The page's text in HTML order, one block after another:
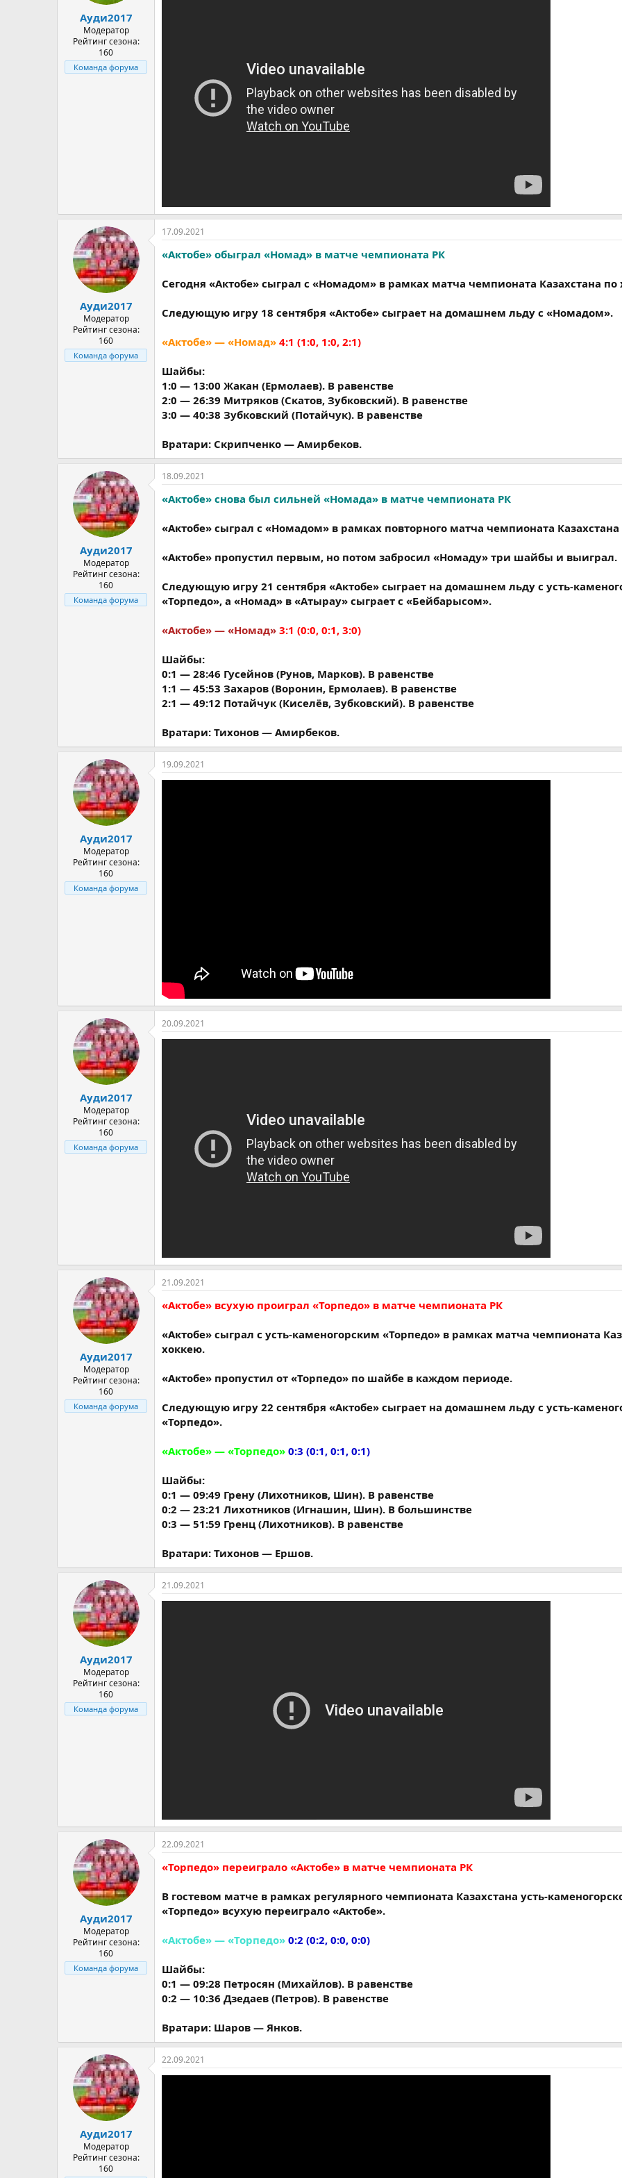
Ауди2017
Модератор
Рейтинг сезона:
160
Команда форума
Ауди2017
Модератор
Рейтинг сезона:
160
Команда форума
17.09.2021
«Актобе» обыграл «Номад» в матче чемпионата РК
Сегодня «Актобе» сыграл с «Номадом» в рамках матча чемпионата Казахстана по
Следующую игру 18 сентября «Актобе» сыграет на домашнем льду с «Номадом».
«Актобе» — «Номад» 4:1 (1:0, 1:0, 2:1)
Шайбы:
1:0 — 13:00 Жакан (Ермолаев). В равенстве
2:0 — 26:39 Митряков (Скатов, Зубковский). В равенстве
3:0 — 40:38 Зубковский (Потайчук). В равенстве
Вратари: Скрипченко — Амирбеков.
Ауди2017
Модератор
Рейтинг сезона:
160
Команда форума
18.09.2021
«Актобе» снова был сильней «Номада» в матче чемпионата РК
«Актобе» сыграл с «Номадом» в рамках повторного матча чемпионата
«Актобе» пропустил первым, но потом забросил «Номаду» три шайбы и выиграл.
Следующую игру 21 сентября «Актобе» сыграет на домашнем льду с усть-
«Торпедо», а «Номад» в «Атырау» сыграет с «Бейбарысом».
«Актобе» — «Номад» 3:1 (0:0, 0:1, 3:0)
Шайбы:
0:1 — 28:46 Гусейнов (Рунов, Марков). В равенстве
1:1 — 45:53 Захаров (Воронин, Ермолаев). В равенстве
2:1 — 49:12 Потайчук (Киселёв, Зубковский). В равенстве
Вратари: Тихонов — Амирбеков.
Ауди2017
Модератор
Рейтинг сезона:
160
Команда форума
19.09.2021
Ауди2017
Модератор
Рейтинг сезона:
160
Команда форума
20.09.2021
Ауди2017
Модератор
Рейтинг сезона:
160
Команда форума
21.09.2021
«Актобе» всухую проиграл «Торпедо» в матче чемпионата РК
«Актобе» сыграл с усть-каменогорским «Торпедо» в рамках матча чемпионата
хоккею.
«Актобе» пропустил от «Торпедо» по шайбе в каждом периоде.
Следующую игру 22 сентября «Актобе» сыграет на домашнем льду с усть-
«Торпедо».
«Актобе» — «Торпедо» 0:3 (0:1, 0:1, 0:1)
Шайбы:
0:1 — 09:49 Грену (Лихотников, Шин). В равенстве
0:2 — 23:21 Лихотников (Игнашин, Шин). В большинстве
0:3 — 51:59 Гренц (Лихотников). В равенстве
Вратари: Тихонов — Ершов.
Ауди2017
Модератор
Рейтинг сезона:
160
Команда форума
21.09.2021
Ауди2017
Модератор
Рейтинг сезона:
160
Команда форума
22.09.2021
«Торпедо» переиграло «Актобе» в матче чемпионата РК
В гостевом матче в рамках регулярного чемпионата Казахстана усть-
«Торпедо» всухую переиграло «Актобе».
«Актобе» — «Торпедо» 0:2 (0:2, 0:0, 0:0)
Шайбы:
0:1 — 09:28 Петросян (Михайлов). В равенстве
0:2 — 10:36 Дзедаев (Петров). В равенстве
Вратари: Шаров — Янков.
Ауди2017
Модератор
Рейтинг сезона:
160
22.09.2021